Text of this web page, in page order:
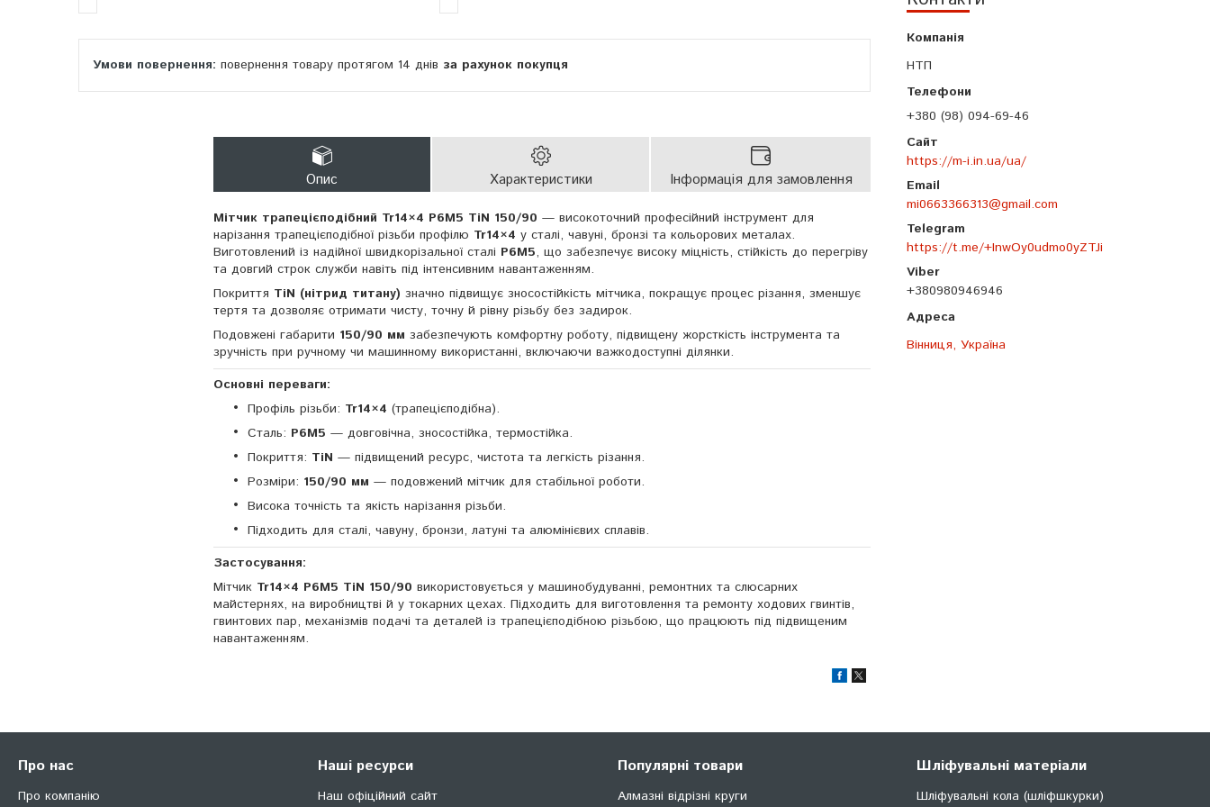
НТП
+380 (98) 094-69-46
https://m-i.in.ua/ua/
mi0663366313@gmail.com
https://t.me/+InwOy0udmo0yZTJi
+380980946946
Вінниця, Україна
повернення товару протягом 14 днів за рахунок покупця
Опис Характеристики Інформація для замовлення
Мітчик трапецієподібний Tr14×4 Р6М5 TiN 150/90 — високоточний професійний інструмент для
нарізання трапецієподібної різьби профілю Tr14×4 у сталі, чавуні, бронзі та кольорових металах.
Виготовлений із надійної швидкорізальної сталі Р6М5, що забезпечує високу міцність, стійкість до перегріву
та довгий строк служби навіть під інтенсивним навантаженням.
Покриття TiN (нітрид титану) значно підвищує зносостійкість мітчика, покращує процес різання, зменшує
тертя та дозволяє отримати чисту, точну й рівну різьбу без задирок.
Подовжені габарити 150/90 мм забезпечують комфортну роботу, підвищену жорсткість інструмента та
зручність при ручному чи машинному використанні, включаючи важкодоступні ділянки.
Основні переваги:
Профіль різьби: Tr14×4 (трапецієподібна).
Сталь: Р6М5 — довговічна, зносостійка, термостійка.
Покриття: TiN — підвищений ресурс, чистота та легкість різання.
Розміри: 150/90 мм — подовжений мітчик для стабільної роботи.
Висока точність та якість нарізання різьби.
Підходить для сталі, чавуну, бронзи, латуні та алюмінієвих сплавів.
Застосування:
Мітчик Tr14×4 Р6М5 TiN 150/90 використовується у машинобудуванні, ремонтних та слюсарних
майстернях, на виробництві й у токарних цехах. Підходить для виготовлення та ремонту ходових гвинтів,
гвинтових пар, механізмів подачі та деталей із трапецієподібною різьбою, що працюють під підвищеним
навантаженням.
Про нас
Про компанію
Наші ресурси
Наш офіційний сайт
Популярні товари
Алмазні відрізні круги
Шліфувальні матеріали
Шліфувальні кола (шліфшкурки)